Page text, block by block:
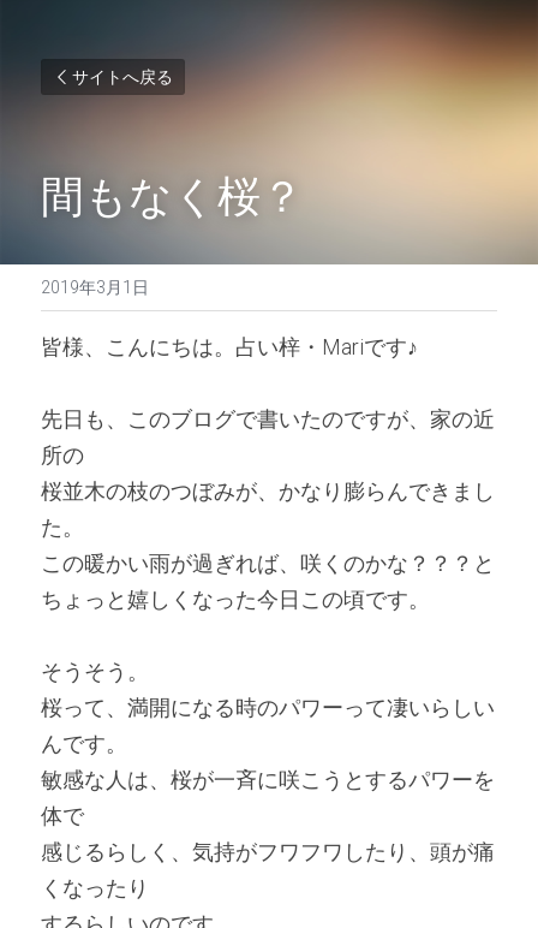
サイトへ戻る
間もなく桜？
2019年3月1日
皆様、こんにちは。占い梓・Mariです♪
先日も、このブログで書いたのですが、家の近
所の
桜並木の枝のつぼみが、かなり膨らんできまし
た。
この暖かい雨が過ぎれば、咲くのかな？？？と
ちょっと嬉しくなった今日この頃です。
そうそう。
桜って、満開になる時のパワーって凄いらしい
んです。
敏感な人は、桜が一斉に咲こうとするパワーを
体で
感じるらしく、気持がフワフワしたり、頭が痛
くなったり